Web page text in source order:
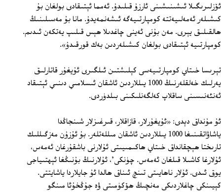
ئۆزلىرىگىلا ئىشىنىشىنى ئارزۇ قىلىدۇ. ئەمما ئېتىقادى بولغان بۇ
كىشىلەر ئەمەلىيەتتە كومپارتىيەگە ئىشەنمەيدۇ. مانا بۇ مەسىلىنىڭ
ھالقىلىق يېرى. مەن بۇنى ئەينى چاغدىلا ھېس قىلىپ يەتكەن ئىدىم.
كومپارتىيە ئېتىقادى بولغان كىشىلەردىن بەك قورقىدۇ».
تېرىسا خىتاي كومپارتىيەسى كېلىشتىن ئىلگىرى ئۇيغۇر قاتارلىق
يەرلىك خەلقلەرنىڭ 1000 يىللاردىن ئاشقان ئىسلامىي دىنىي ئېتىقاد
ئەنئەنىسىنى ساقلاپ كەلگەنلىكىنى بىلدۈردى.
ئۇ مۇنداق دېدى: «ئۇيغۇرلار، قازاقلار، قىرغىزلار شىنجاڭدا
ياشاۋاتقىنىغا 1000 يىللاردىن ئاشقان مىللەتلەر. بۇ ئۇزۇن مەزگىللىك
تارىختا ھېچقانداق خىتاي ھاكىمىيىتى ئۇلارنى باشقۇرغان ئەمەس،
ئۇلارغا كاشىلا قىلغان ئەمەس. چۈنكى'، ئۇلارنىڭ بۇنىڭغا ئېھتىياجى
يوق ئىدى. ئۇلار ناھايىتى تىنچ ئىناق ھالدا ئۇ جايلاردا ياشايتتى.
كېيىنكى چاغلاردىكى مەنچىڭ ھۆكۈمىتى ۋە جۇڭخۇئا مىنگو